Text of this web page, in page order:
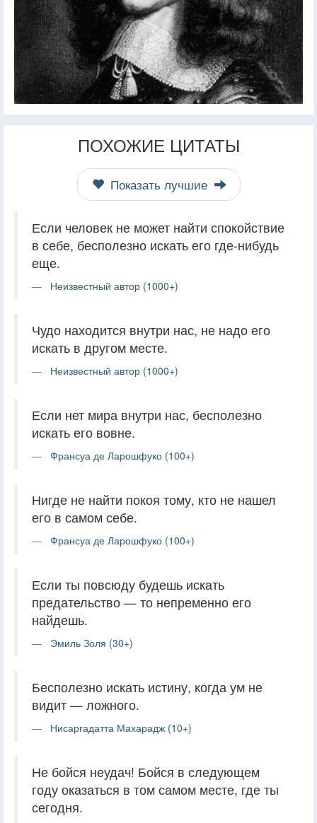
ПОХОЖИЕ ЦИТАТЫ
Показать лучшие
Если человек не может найти спокойствие
в себе, бесполезно искать его где-нибудь
еще.
Неизвестный автор (1000+)
Чудо находится внутри нас, не надо его
искать в другом месте.
Неизвестный автор (1000+)
Если нет мира внутри нас, бесполезно
искать его вовне.
Франсуа де Ларошфуко (100+)
Нигде не найти покоя тому, кто не нашел
его в самом себе.
Франсуа де Ларошфуко (100+)
Если ты повсюду будешь искать
предательство — то непременно его
найдешь.
Эмиль Золя (30+)
Бесполезно искать истину, когда ум не
видит — ложного.
Нисаргадатта Махарадж (10+)
Не бойся неудач! Бойся в следующем
году оказаться в том самом месте, где ты
сегодня.